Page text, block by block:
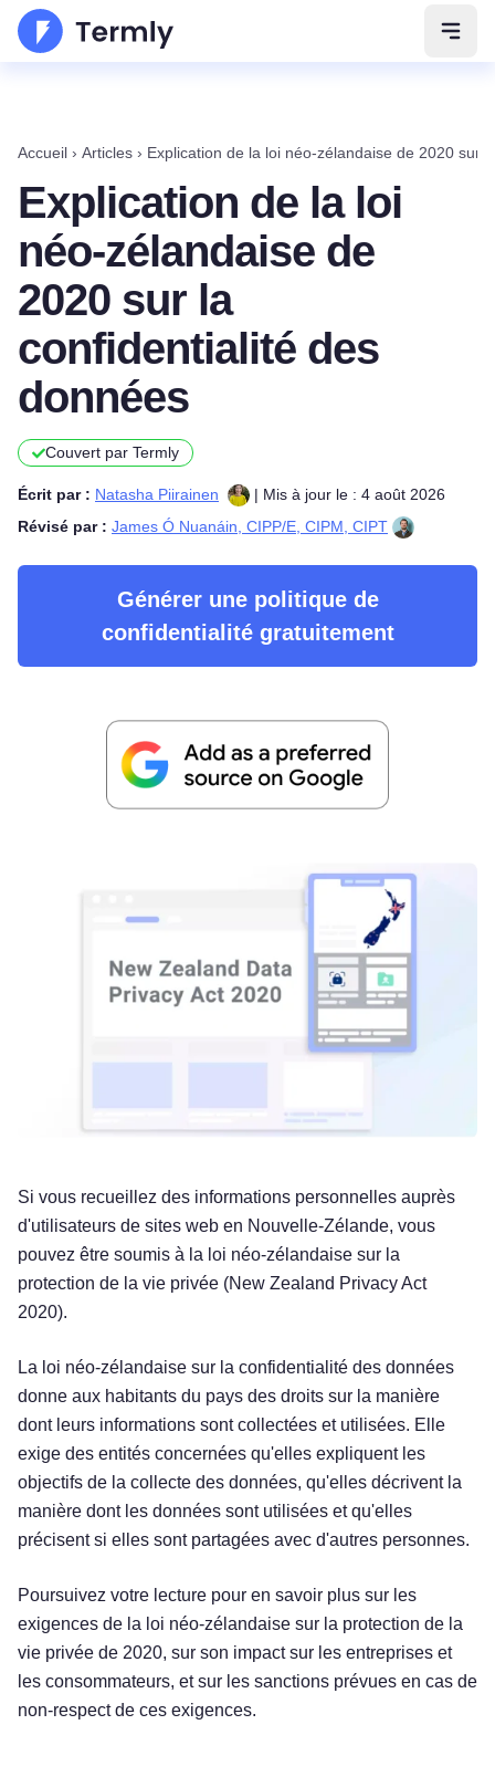
Accueil › Articles › Explication de la loi néo-zélandaise de 2020 sur
Explication de la loi
néo-zélandaise de
2020 sur la
confidentialité des
données
Couvert par Termly
Écrit par : Natasha Piirainen
| Mis à jour le : 4 août 2026
Révisé par : James Ó Nuanáin, CIPP/E, CIPM, CIPT
Générer une politique de
confidentialité gratuitement
Si vous recueillez des informations personnelles auprès
d'utilisateurs de sites web en Nouvelle-Zélande, vous
pouvez être soumis à la loi néo-zélandaise sur la
protection de la vie privée (New Zealand Privacy Act
2020).
La loi néo-zélandaise sur la confidentialité des données
donne aux habitants du pays des droits sur la manière
dont leurs informations sont collectées et utilisées. Elle
exige des entités concernées qu'elles expliquent les
objectifs de la collecte des données, qu'elles décrivent la
manière dont les données sont utilisées et qu'elles
précisent si elles sont partagées avec d'autres personnes.
Poursuivez votre lecture pour en savoir plus sur les
exigences de la loi néo-zélandaise sur la protection de la
vie privée de 2020, sur son impact sur les entreprises et
les consommateurs, et sur les sanctions prévues en cas de
non-respect de ces exigences.